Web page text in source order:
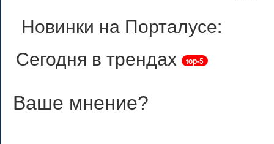
Новинки на Порталусе:
Сегодня в трендах
top-5
Ваше мнение?